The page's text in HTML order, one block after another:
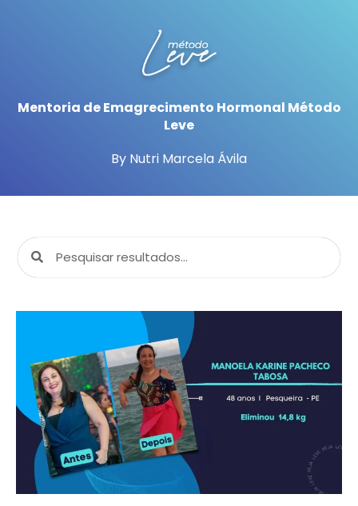
Mentoria de Emagrecimento Hormonal Método
Leve
By Nutri Marcela Ávila